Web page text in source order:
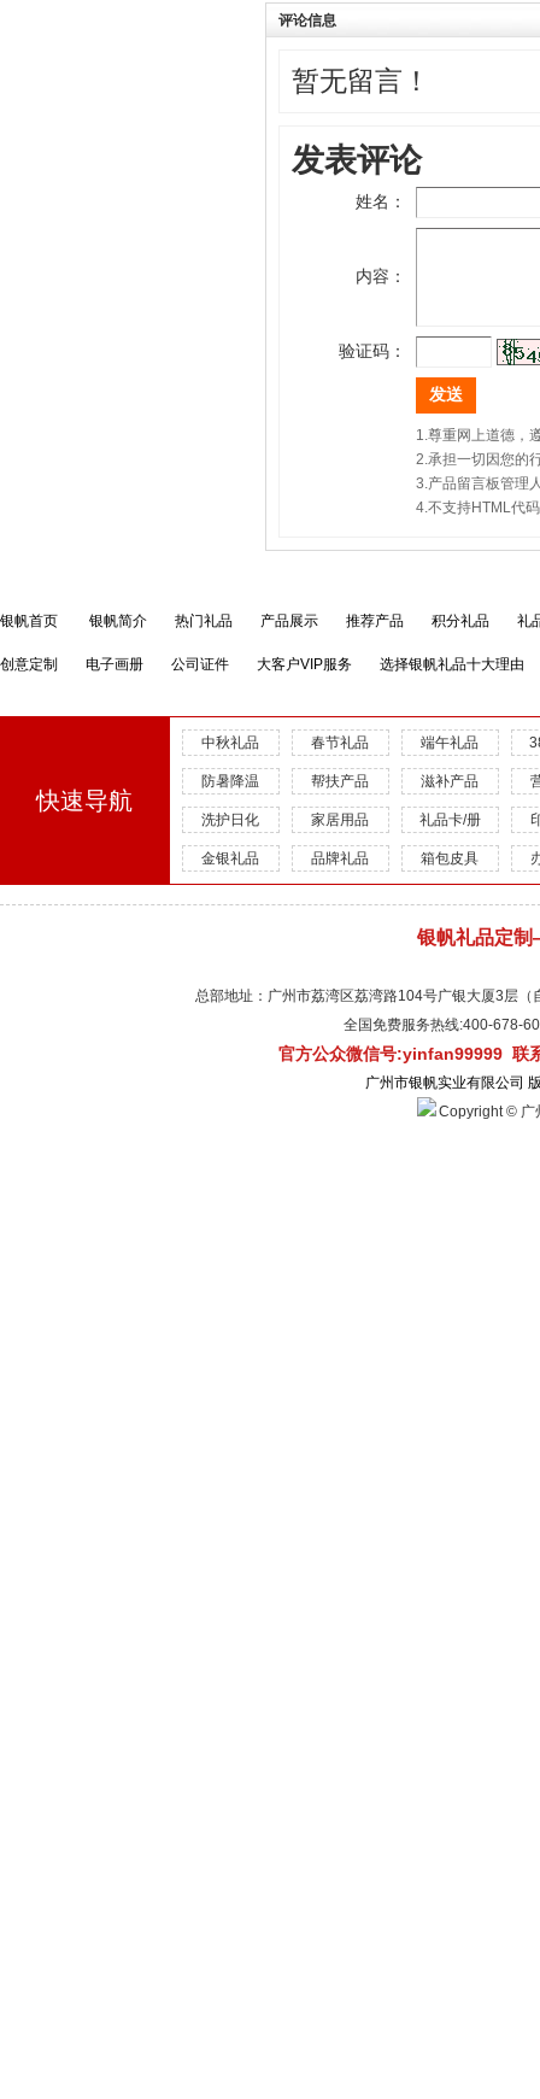
评论信息
暂无留言！
发表评论
姓名：
内容：
验证码：
1.尊重网上道德，
2.承担一切因您的
3.产品留言板管理
4.不支持HTML代
银帆首页 银帆简介 热门礼品 产品展示 推荐产品 积分礼品 礼
创意定制 电子画册 公司证件 大客户VIP服务 选择银帆礼品十大理由
快速导航
中秋礼品 春节礼品 端午礼品
防暑降温 帮扶产品 滋补产品
洗护日化 家居用品 礼品卡/册
金银礼品 品牌礼品 箱包皮具
银帆礼品定
总部地址：广州市荔湾区荔湾路104号广银大厦3层
全国免费服务热线:400-
官方公众微信号:yinfan99999 联
广州市银帆实业有限公司
Copyright © 广